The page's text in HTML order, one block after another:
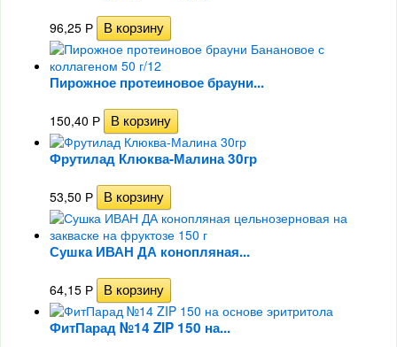
96,25 Р
Пирожное протеиновое брауни...
150,40 Р
Фрутилад Клюква-Малина 30гр
53,50 Р
Сушка ИВАН ДА конопляная...
64,15 Р
ФитПарад №14 ZIP 150 на...